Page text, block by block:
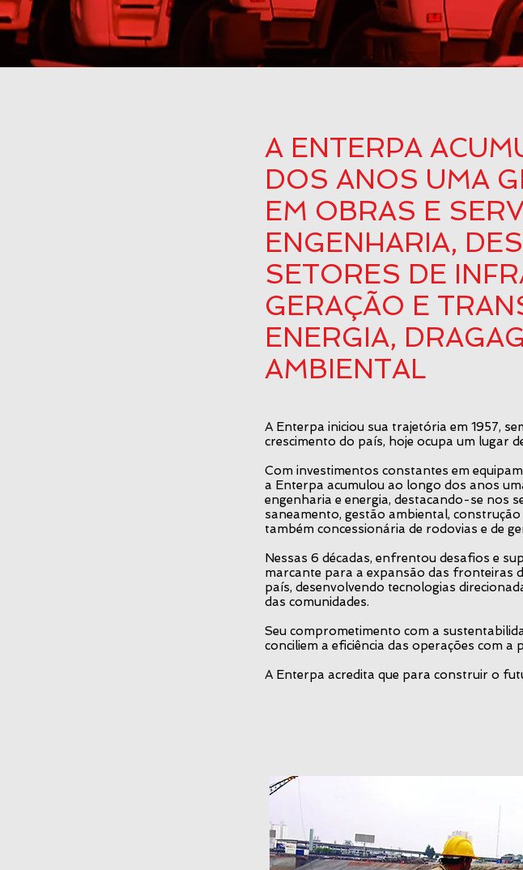
A ENTERPA
DOS ANOS UMA
EM OBRAS E
ENGENHARIA,
SETORES DE
GERAÇÃO E
ENERGIA,
AMBIENTAL
A Enterpa iniciou sua trajetória em 1957,
crescimento do país, hoje ocupa um lugar
Com investimentos constantes em
a Enterpa acumulou ao longo dos anos
engenharia e energia, destacando-se nos
saneamento, gestão ambiental,
também concessionária de rodovias e de
Nessas 6 décadas, enfrentou desafios e
marcante para a expansão das fronteiras
país, desenvolvendo tecnologias
das comunidades.
Seu comprometimento com a
conciliem a eficiência das operações com a
A Enterpa acredita que para construir o